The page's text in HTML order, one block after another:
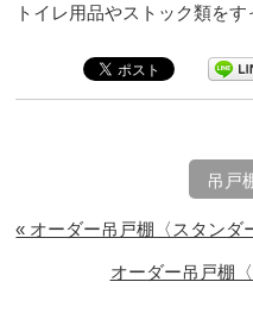
トイレ用品やストック類をす
吊戸
« オーダー吊戸棚〈スタンダ
オーダー吊戸棚